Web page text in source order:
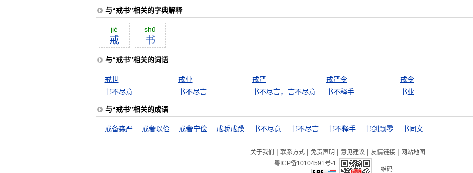
与“戒书”相关的字典解释
jiè
戒
shū
书
与“戒书”相关的词语
戒世 戒业 戒严 戒严令
戒令
书不尽意
书不尽言 书不尽言，言不尽意 书不释手 书业
与“戒书”相关的成语
戒备森严 戒奢以俭 戒奢宁俭 戒骄戒躁 书不尽意 书不尽言 书不释手 书剑飘零 书同文，车同轨
关于我们 | 联系方式 | 免责声明 | 意见建议 | 友情链接 | 网站地图
粤ICP备10104591号-1
二维码